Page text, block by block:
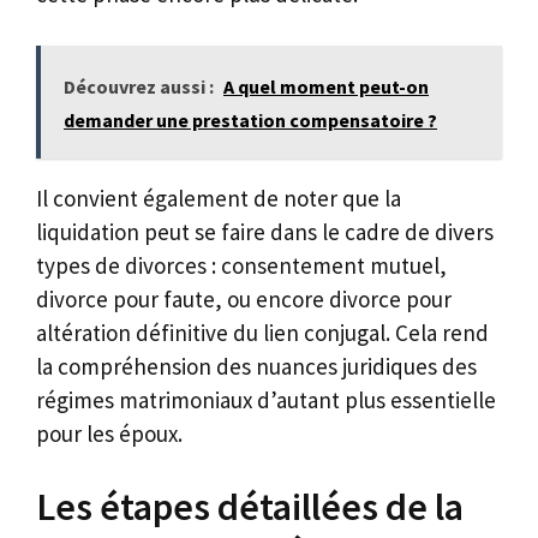
Découvrez aussi : A quel moment peut-on
demander une prestation compensatoire ?
Il convient également de noter que la
liquidation peut se faire dans le cadre de divers
types de divorces : consentement mutuel,
divorce pour faute, ou encore divorce pour
altération définitive du lien conjugal. Cela rend
la compréhension des nuances juridiques des
régimes matrimoniaux d’autant plus essentielle
pour les époux.
Les étapes détaillées de la